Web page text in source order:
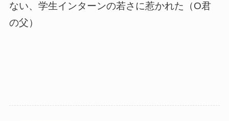
ない、学生インターンの若さに惹かれた（O君
の父）